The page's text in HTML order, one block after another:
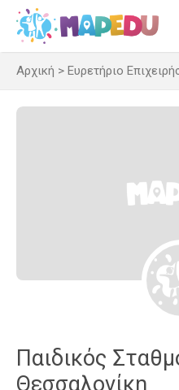
Μετάβαση
περιεχόμενο
Αρχική > Ευρετήριο
Παιδικός
Θεσσαλονίκη